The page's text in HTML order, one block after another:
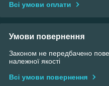
Всі умови оплати
Умови повернення
Законом не передбачено
належної якості
Всі умови повернення